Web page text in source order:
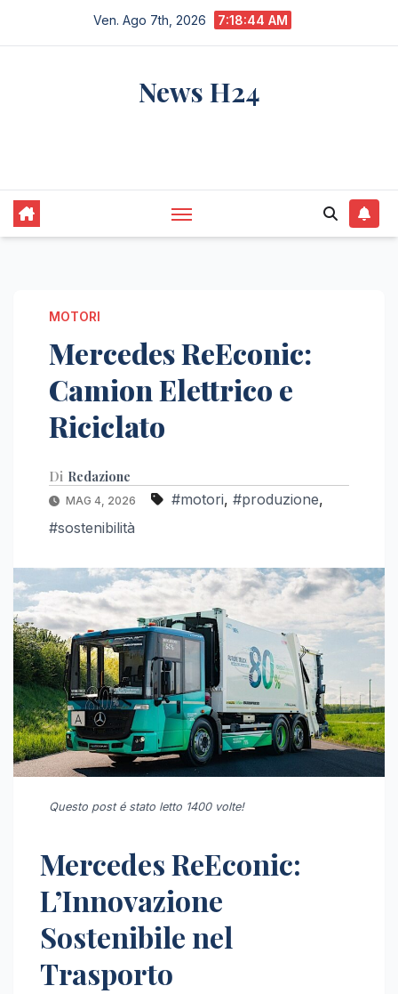
Ven. Ago 7th, 2026 7:18:45 AM
News H24
MOTORI
Mercedes ReEconic:
Camion Elettrico e
Riciclato
Di Redazione
MAG 4, 2026 #motori, #produzione,
#sostenibilità
Questo post é stato letto 1400 volte!
Mercedes ReEconic:
L’Innovazione
Sostenibile nel
Trasporto